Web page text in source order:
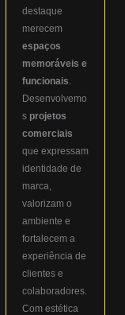
destaque
merecem
espaços
memoráveis e
funcionais
Desenvolvemo
s projetos
comerciais
que expressam
identidade de
marca,
valorizam o
ambiente e
fortalecem a
experiência de
clientes e
colaboradores.
Com estética